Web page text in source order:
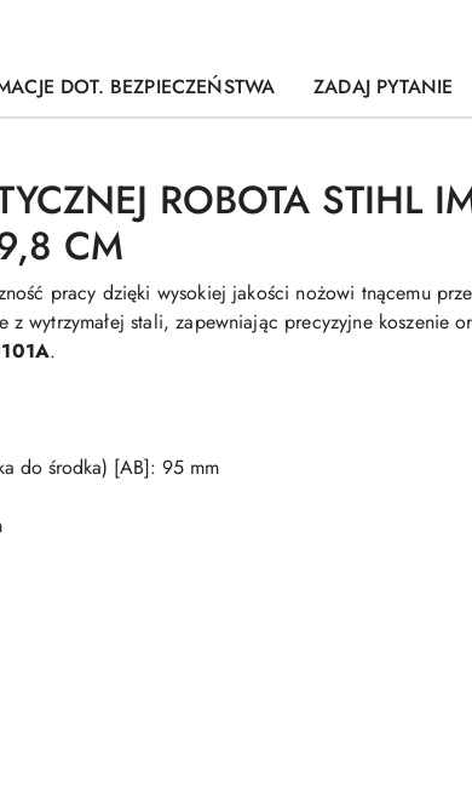
DOT. BEZPIECZEŃSTWA ZADAJ PYTANIE
ROBOTA STIHL
CM
pracy dzięki wysokiej jakości nożowi tnącemu
z wytrzymałej stali, zapewniając precyzyjne koszenie
.
do środka) [AB]: 95 mm